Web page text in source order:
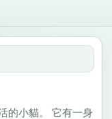
的小貓。 它有一身